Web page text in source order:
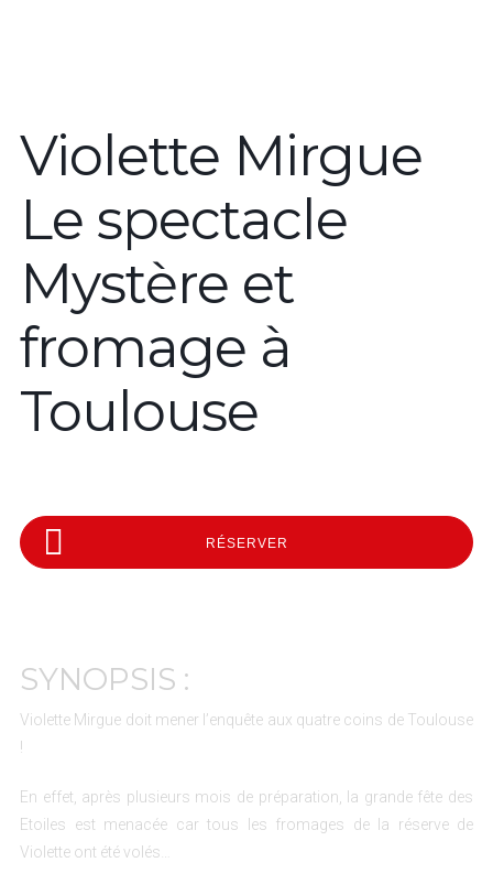
Violette Mirgue
Le spectacle
Mystère et
fromage à
Toulouse
RÉSERVER
SYNOPSIS :
Violette Mirgue doit mener l’enquête aux quatre coins de Toulouse
!
En effet, après plusieurs mois de préparation, la grande fête des
Etoiles est menacée car tous les fromages de la réserve de
Violette ont été volés…